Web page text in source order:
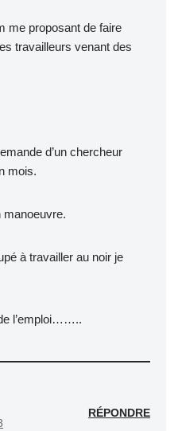
me proposant de faire
travailleurs venant des
d’un chercheur
mois.
manoeuvre.
à travailler au noir je
l’emploi……..
RÉPONDRE